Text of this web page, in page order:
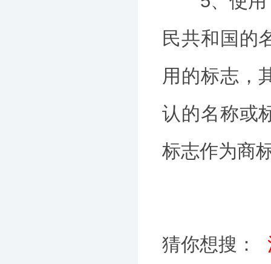
民共和国的
用的标志，
认的名称或
标志作为商
猜你想搜：